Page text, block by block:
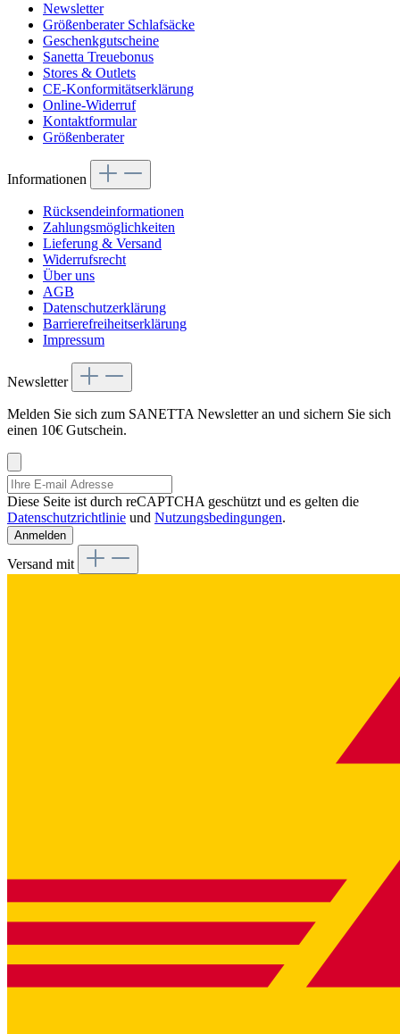
Newsletter
Größenberater Schlafsäcke
Geschenkgutscheine
Sanetta Treuebonus
Stores & Outlets
CE-Konformitätserklärung
Online-Widerruf
Kontaktformular
Größenberater
Informationen
Rücksendeinformationen
Zahlungsmöglichkeiten
Lieferung & Versand
Widerrufsrecht
Über uns
AGB
Datenschutzerklärung
Barrierefreiheitserklärung
Impressum
Newsletter
Melden Sie sich zum SANETTA Newsletter an und sichern Sie sich
einen 10€ Gutschein.
Diese Seite ist durch reCAPTCHA geschützt und es gelten die
Datenschutzrichtlinie und Nutzungsbedingungen.
Anmelden
Versand mit